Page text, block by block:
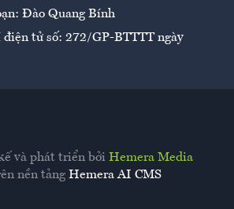
Đào Quang Bính
điện tử số: 272/GP-BTTTT ngày
và phát triển bởi Hemera Media
nền tảng Hemera AI CMS